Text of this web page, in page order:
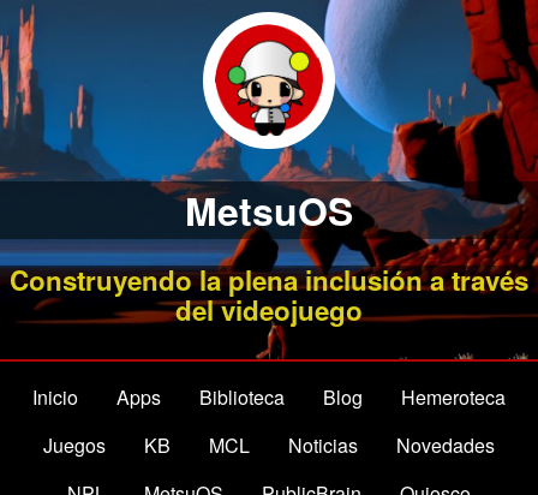
MetsuOS
Construyendo la plena inclusión a través
del videojuego
Inicio Apps Biblioteca Blog
Hemeroteca
Juegos
KB MCL Noticias
Novedades